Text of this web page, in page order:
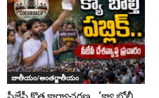
జాతీయం/అంతర్జాతీయం